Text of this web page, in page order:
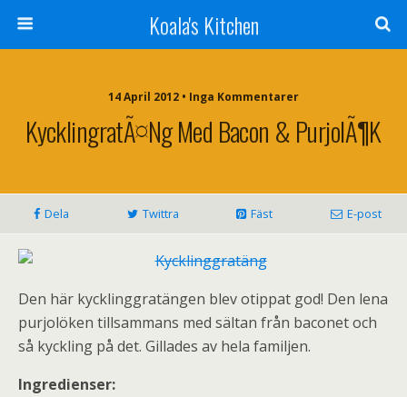
Koala's Kitchen
14 April 2012 • Inga Kommentarer
KycklingratÃ¤ng Med Bacon & PurjolÃ¶k
Dela Twittra Fäst E-post
Den här kycklinggratängen blev otippat god! Den lena
purjolöken tillsammans med sältan från baconet och
så kyckling på det. Gillades av hela familjen.
Ingredienser: